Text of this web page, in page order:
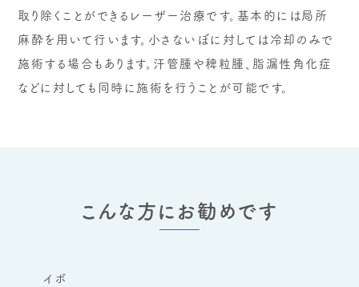
取り除くことができるレーザー治療です。基本的には局所
麻酔を用いて行います。小さないぼに対しては冷却のみで
施術する場合もあります。汗管腫や稗粒腫、脂漏性角化症
などに対しても同時に施術を行うことが可能です。
こんな方にお勧めです
イボ